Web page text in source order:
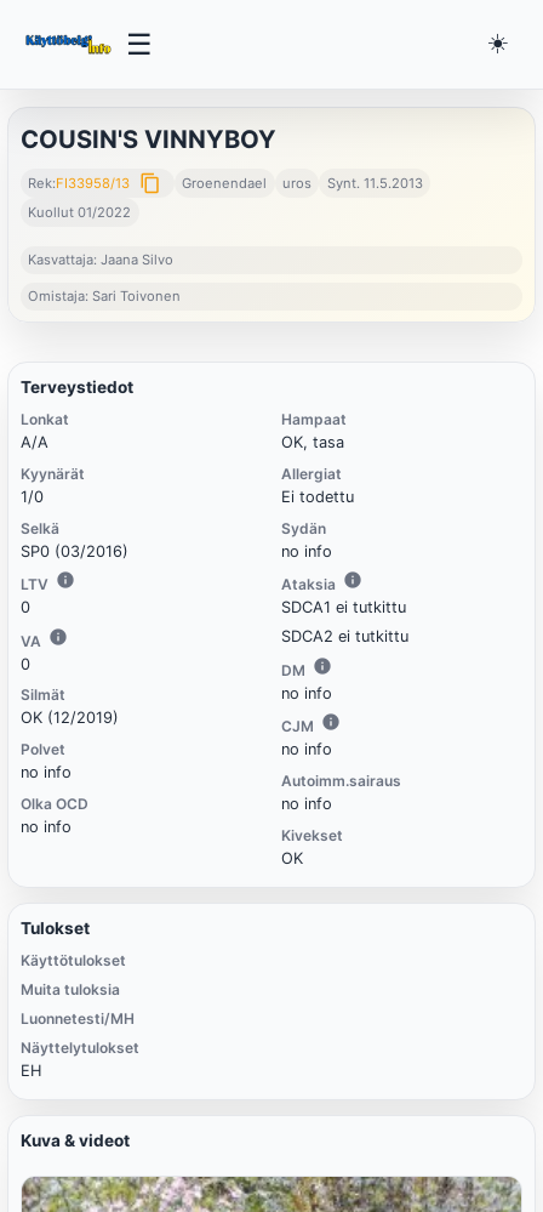
☰ ☀️
COUSIN'S VINNYBOY
Rek:FI33958/13 content_copy Groenendael uros
Synt. 11.5.2013
Kuollut 01/2022
Kasvattaja: Jaana Silvo
Omistaja: Sari Toivonen
Terveystiedot
Lonkat
A/A
Kyynärät
1/0
Selkä
SP0 (03/2016)
LTV
0
VA
0
Silmät
OK (12/2019)
Polvet
no info
Olka OCD
no info
Hampaat
OK, tasa
Allergiat
Ei todettu
Sydän
no info
Ataksia
SDCA1 ei tutkittu
SDCA2 ei tutkittu
DM
no info
CJM
no info
Autoimm.sairaus
no info
Kivekset
OK
Tulokset
Käyttötulokset
Muita tuloksia
Luonnetesti/MH
Näyttelytulokset
EH
Kuva & videot